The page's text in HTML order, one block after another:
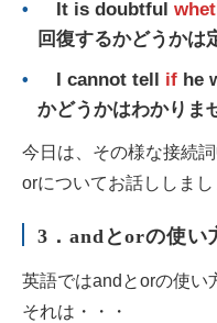
It is doubtful
回復するかどうかは
I cannot tell if he
かどうかはわかりま
今日は、その様な接続
orについてお話ししまし
3．andとorの使い
英語ではandとorの使い
それは・・・